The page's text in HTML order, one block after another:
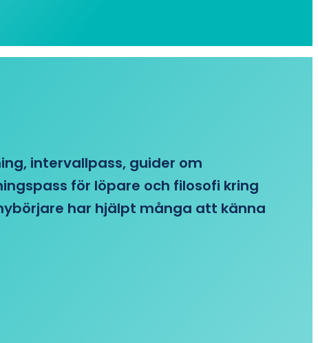
intervallpass, guider om
för löpare och filosofi kring
har hjälpt många att känna